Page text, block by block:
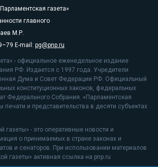
газета»
главного
М.Р.
E-mail: pg@pnp.ru
- официальное еженедельное издание
РФ. Издается с 1997 года. Учредители
Дума и Совет Федерации РФ. Официальный
конституционных законов, федеральных
Федерального Собрания. «Парламентская
печати и представительства в десяти субъектах
газеты» - это оперативные новости и
о принимаемых в стране законах и
и сенаторов. При использовании материалов
газеты» активная ссылка на pnp.ru